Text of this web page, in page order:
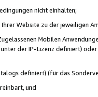
nicht einhalten;
Website zu der jeweiligen
Mobilen
der IP-Lizenz definiert)
definiert) (für das
und